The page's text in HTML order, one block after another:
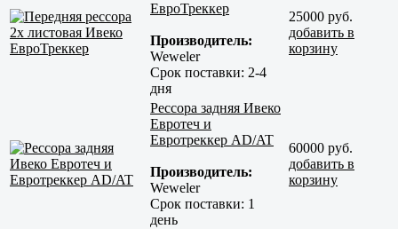
ЕвроТреккер
Производитель:
Weweler
Срок поставки: 2-4
дня
25000 руб.
добавить в
корзину
Рессора задняя Ивеко
Евротеч и
Евротреккер AD/AT
Производитель:
Weweler
Срок поставки: 1
день
60000 руб.
добавить в
корзину